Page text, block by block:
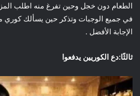
الطعام دون خجل وحين تفرغ منه اطلب
في جميع الوجبات وتذكر حين يسألك كوري
الإجابة الأفضل .
ثالثًا:دع الكوريين يدفعوا